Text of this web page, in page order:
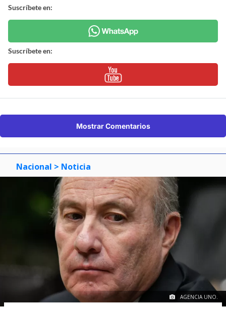
Suscríbete en:
Suscríbete en:
Mostrar Comentarios
Nacional > Noticia
AGENCIA UNO.